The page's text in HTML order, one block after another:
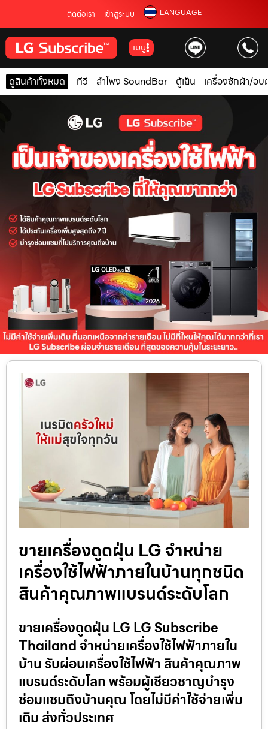
ติดต่อเรา เข้าสู่ระบบ LANGUAGE
เมนู
ดูสินค้าทั้งหมด ทีวี ลำโพง SoundBar ตู้เย็น เครื่องซักผ้า/อบ
ขายเครื่องดูดฝุ่น LG จำหน่าย
เครื่องใช้ไฟฟ้าภายในบ้านทุกชนิด
สินค้าคุณภาพแบรนด์ระดับโลก
ขายเครื่องดูดฝุ่น LG LG Subscribe
Thailand จำหน่ายเครื่องใช้ไฟฟ้าภายใน
บ้าน รับผ่อนเครื่องใช้ไฟฟ้า สินค้าคุณภาพ
แบรนด์ระดับโลก พร้อมผู้เชียวชาญบำรุง
ซ่อมแซมถึงบ้านคุณ โดยไม่มีค่าใช้จ่ายเพิ่ม
เติม ส่งทั่วประเทศ